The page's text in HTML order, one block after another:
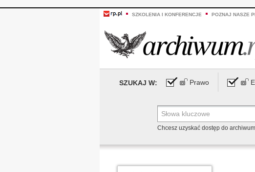
SZKOLENIA I KONFERENCJE POZNAJ NASZE
SZUKAJ W: Prawo
Chcesz uzyskać dostęp do